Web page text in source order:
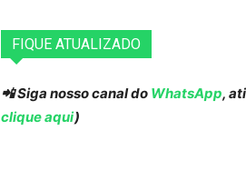
FIQUE ATUALIZADO
📲 Siga nosso canal do WhatsApp,
clique aqui)